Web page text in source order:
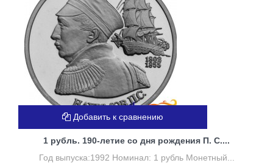
1 рубль. 190-летие со дня рождения П. С....
Год выпуска:1992 Номинал: 1 рубль Монетный...
Добавить к сравнению